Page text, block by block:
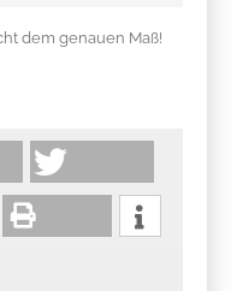
dem genauen Maß!